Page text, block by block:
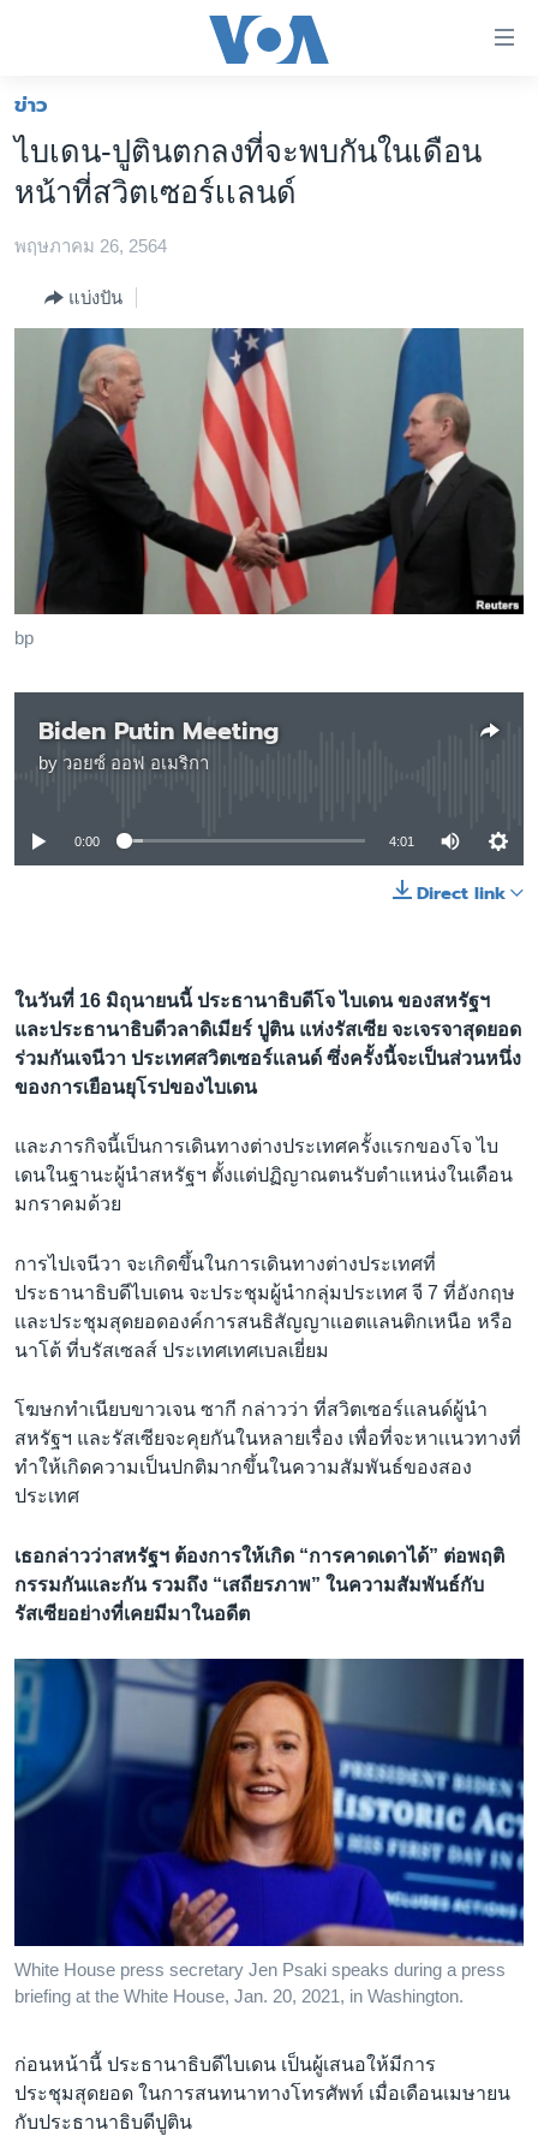
ต่อ
ข้าม
ไป
เนื้อหา
ข้าม
ค้นหา
หน้าหลัก
โลก
เอเชีย
สหรัฐฯ
ไทย
ธุรกิจ
วิทยาศาสตร์
สังคมและสุขภาพ
ไลฟ์สไตล์
ตรวจสอบข่าว
เรียนรู้ภาษาอังกฤษ
พอดคาสต์
เลือกภาษา
ข่าว
ไบเดน-ปูตินตกลงที่จะพบกันในเดือน
หน้าที่สวิตเซอร์เเลนด์
พฤษภาคม 26, 2564
แบ่งปัน
bp
Biden Putin Meeting
by วอยซ์ ออฟ อเมริกา
No media source currently available
0:00 4:01
Direct link
ในวันที่ 16 มิถุนายนนี้ ประธานาธิบดีโจ ไบเดน ของสหรัฐฯ
และประธานาธิบดีวลาดิเมียร์ ปูติน แห่งรัสเซีย จะเจรจาสุดยอด
ร่วมกันเจนีวา ประเทศสวิตเซอร์เเลนด์ ซึ่งครั้งนี้จะเป็นส่วนหนึ่ง
ของการเยือนยุโรปของไบเดน
และภารกิจนี้เป็นการเดินทางต่างประเทศครั้งเเรกของโจ ไบ
เดนในฐานะผู้นำสหรัฐฯ ตั้งเเต่ปฏิญาณตนรับตำแหน่งในเดือน
มกราคมด้วย
การไปเจนีวา จะเกิดขึ้นในการเดินทางต่างประเทศที่
ประธานาธิบดีไบเดน จะประชุมผู้นำกลุ่มประเทศ จี 7 ที่อังกฤษ
เเละประชุมสุดยอดองค์การสนธิสัญญาเเอตเเลนติกเหนือ หรือ
นาโต้ ที่บรัสเซลส์ ประเทศเทศเบลเยี่ยม
โฆษกทำเนียบขาวเจน ซากี กล่าวว่า ที่สวิตเซอร์เเลนด์​ผู้นำ
สหรัฐฯ และรัสเซียจะคุยกันในหลายเรื่อง เพื่อที่จะหาเเนวทางที่
ทำให้เกิดความเป็นปกติมากขึ้นในความสัมพันธ์ของสอง
ประเทศ
เธอกล่าวว่าสหรัฐฯ ต้องการให้เกิด “การคาดเดาได้” ต่อพฤติ
กรรมกันเเละกัน รวมถึง “เสถียรภาพ” ในความสัมพันธ์กับ
รัสเซียอย่างที่เคยมีมาในอดีต
White House press secretary Jen Psaki speaks during a press
briefing at the White House, Jan. 20, 2021, in Washington.
ก่อนหน้านี้ ประธานาธิบดีไบเดน เป็นผู้เสนอให้มีการ
ประชุมสุดยอด ในการสนทนาทางโทรศัพท์ เมื่อเดือนเมษายน
กับประธานาธิบดีปูติน